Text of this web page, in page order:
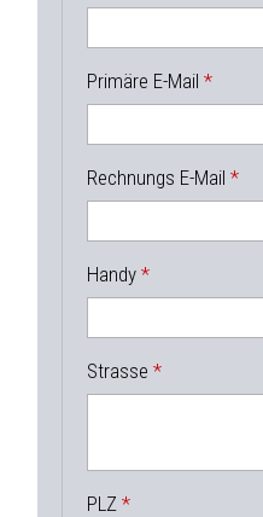
Primäre E-Mail
Rechnungs E-Mail
Handy
Strasse
PLZ